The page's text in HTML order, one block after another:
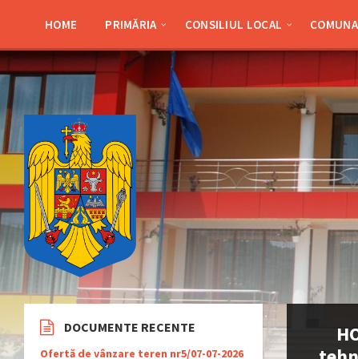
sidebar
sidebar
HOME PRIMĂRIA CONSILIUL LOCAL
DOCUMENTE RECENTE
Ofertă de vânzare teren nr5/07-07-2026